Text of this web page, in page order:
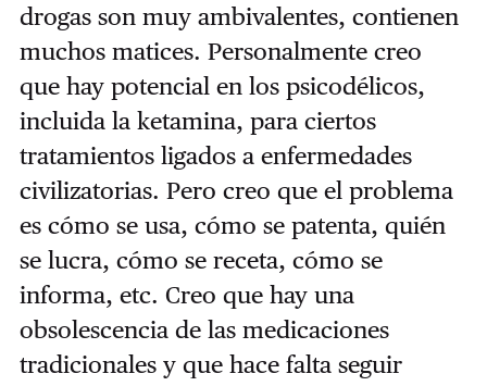
drogas son muy ambivalentes, contienen
muchos matices. Personalmente creo
que hay potencial en los psicodélicos,
incluida la ketamina, para ciertos
tratamientos ligados a enfermedades
civilizatorias. Pero creo que el problema
es cómo se usa, cómo se patenta, quién
se lucra, cómo se receta, cómo se
informa, etc. Creo que hay una
obsolescencia de las medicaciones
tradicionales y que hace falta seguir